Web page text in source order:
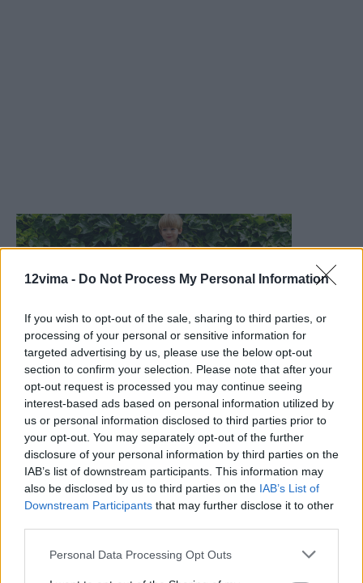
12vima - Do Not Process My Personal Information
If you wish to opt-out of the sale, sharing to third parties, or
processing of your personal or sensitive information for
targeted advertising by us, please use the below opt-out
section to confirm your selection. Please note that after your
opt-out request is processed you may continue seeing
interest-based ads based on personal information utilized by
us or personal information disclosed to third parties prior to
your opt-out. You may separately opt-out of the further
disclosure of your personal information by third parties on the
IAB’s list of downstream participants. This information may
also be disclosed by us to third parties on the IAB’s List of
Downstream Participants that may further disclose it to other
Personal Data Processing Opt Outs